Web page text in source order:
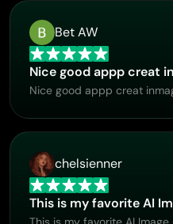
Bet AW
Nice good appp creat
Nice good appp creat
chelsienner
This is my favorite AI